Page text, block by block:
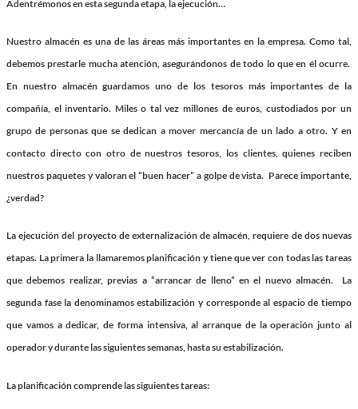
Adentrémonos en esta segunda etapa, la ejecución…
Nuestro almacén es una de las áreas más importantes en la empresa. Como tal,
debemos prestarle mucha atención, asegurándonos de todo lo que en él ocurre.
En nuestro almacén guardamos uno de los tesoros más importantes de la
compañía, el inventario. Miles o tal vez millones de euros, custodiados por un
grupo de personas que se dedican a mover mercancía de un lado a otro. Y en
contacto directo con otro de nuestros tesoros, los clientes, quienes reciben
nuestros paquetes y valoran el “buen hacer” a golpe de vista. Parece importante,
¿verdad?
La ejecución del proyecto de externalización de almacén, requiere de dos nuevas
etapas. La primera la llamaremosplanificación y tiene que ver con todas las tareas
que debemos realizar, previas a “arrancar de lleno” en el nuevo almacén. La
segunda fase la denominamosestabilización y corresponde al espacio de tiempo
que vamos a dedicar, de forma intensiva, al arranque de la operación junto al
operador y durante las siguientes semanas, hasta su estabilización.
La planificacióncomprende las siguientes tareas: